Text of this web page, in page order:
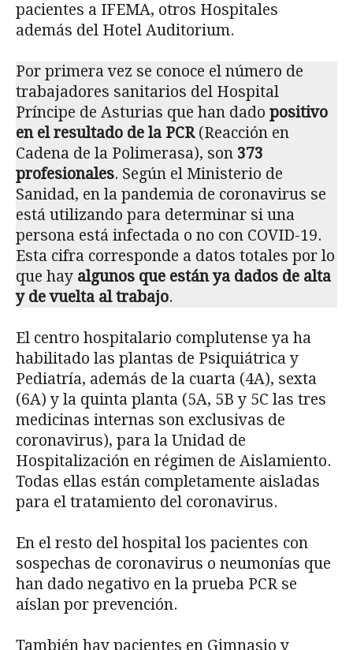
pacientes a IFEMA, otros Hospitales
además del Hotel Auditorium.
Por primera vez se conoce el número de
trabajadores sanitarios del Hospital
Príncipe de Asturias que han dado positivo
en el resultado de la PCR(Reacción en
Cadena de la Polimerasa), son 373
profesionales. Según el Ministerio de
Sanidad, en la pandemia de coronavirus se
está utilizando para determinar si una
persona está infectada o no con COVID-19.
Esta cifra corresponde a datos totales por lo
que hay algunos que están ya dados de alta
y de vuelta al trabajo.
El centro hospitalario complutense ya ha
habilitado las plantas de Psiquiátrica y
Pediatría, además de la cuarta (4A), sexta
(6A) y la quinta planta (5A, 5B y 5C las tres
medicinas internas son exclusivas de
coronavirus), para la Unidad de
Hospitalización en régimen de Aislamiento.
Todas ellas están completamente aisladas
para el tratamiento del coronavirus.
En el resto del hospital los pacientes con
sospechas de coronavirus o neumonías que
han dado negativo en la prueba PCR se
aíslan por prevención.
También hay pacientes en Gimnasio y